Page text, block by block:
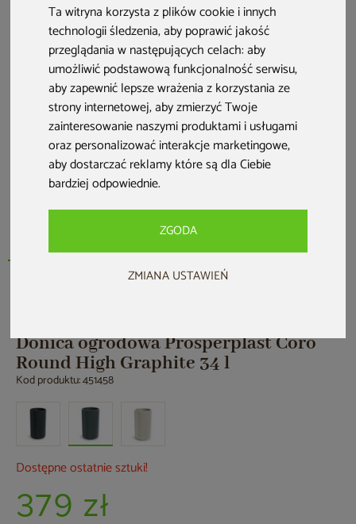
Ta witryna korzysta z plików cookie i innych
technologii śledzenia, aby poprawić jakość
przeglądania w następujących celach:aby
umożliwić podstawową funkcjonalność serwisu,
aby zapewnić lepsze wrażenia z korzystania ze
strony internetowej,aby zmierzyć Twoje
zainteresowanie naszymi produktami i usługami
oraz personalizować interakcje marketingowe,
aby dostarczać reklamy które są dla Ciebie
bardziej odpowiednie.
ZGODA
ZMIANA USTAWIEŃ
Donica ogrodowa Prosperplast Coro
Round High Graphite 34 l
Kod produktu: 451458
Dostępne ostatnie sztuki!
379 zł